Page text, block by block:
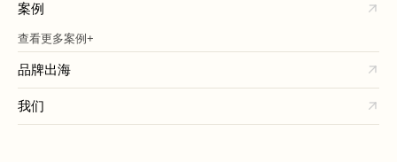
案例
查看更多案例+
品牌出海
我们